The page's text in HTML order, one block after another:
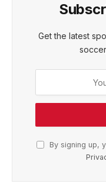
Get the latest
By signing up,